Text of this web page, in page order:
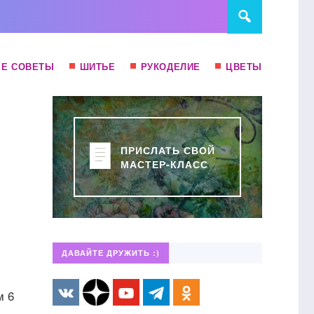
СОВЕТЫ ШИТЬЕ РУКОДЕЛИЕ ЦВЕТЫ
6
ПРИСЛАТЬ СВОЙ
МАСТЕР-КЛАСС
ДАВАЙТЕ ДРУЖИТЬ :)